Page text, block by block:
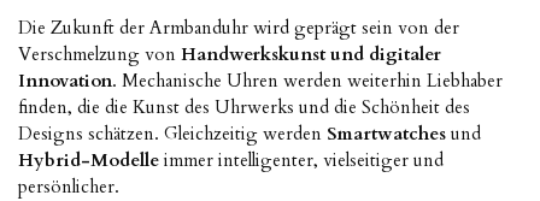
Die Zukunft der Armbanduhr wird geprägt sein von der
Verschmelzung von Handwerkskunst und digitaler
Innovation. Mechanische Uhren werden weiterhin Liebhaber
finden, die die Kunst des Uhrwerks und die Schönheit des
Designs schätzen. Gleichzeitig werden Smartwatches und
Hybrid-Modelle immer intelligenter, vielseitiger und
persönlicher.